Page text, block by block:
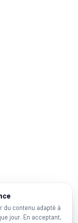
du contenu adapté à
jour. En acceptant,